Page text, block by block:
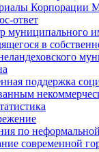
Корпорации
ответ
муниципального
в
поддержка
по
современной